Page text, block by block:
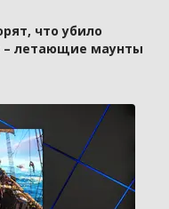
что убило
– летающие маунты